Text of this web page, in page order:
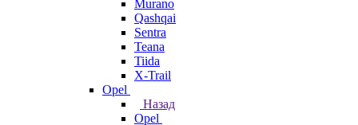
Murano
Qashqai
Sentra
Teana
Tiida
X-Trail
Opel
Назад
Opel